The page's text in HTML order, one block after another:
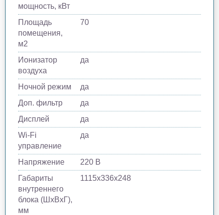
мощность, кВт
Площадь
помещения,
м2
70
Ионизатор
воздуха
да
Ночной режим
да
Доп. фильтр
да
Дисплей
да
Wi-Fi
управление
да
Напряжение
220 В
Габариты
внутреннего
блока (ШхВхГ),
мм
1115х336х248